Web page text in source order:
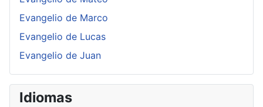
Evangelio de Marco
Evangelio de Lucas
Evangelio de Juan
Idiomas